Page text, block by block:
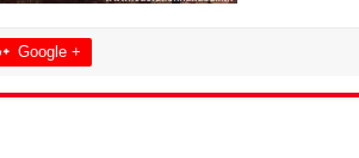
Google +